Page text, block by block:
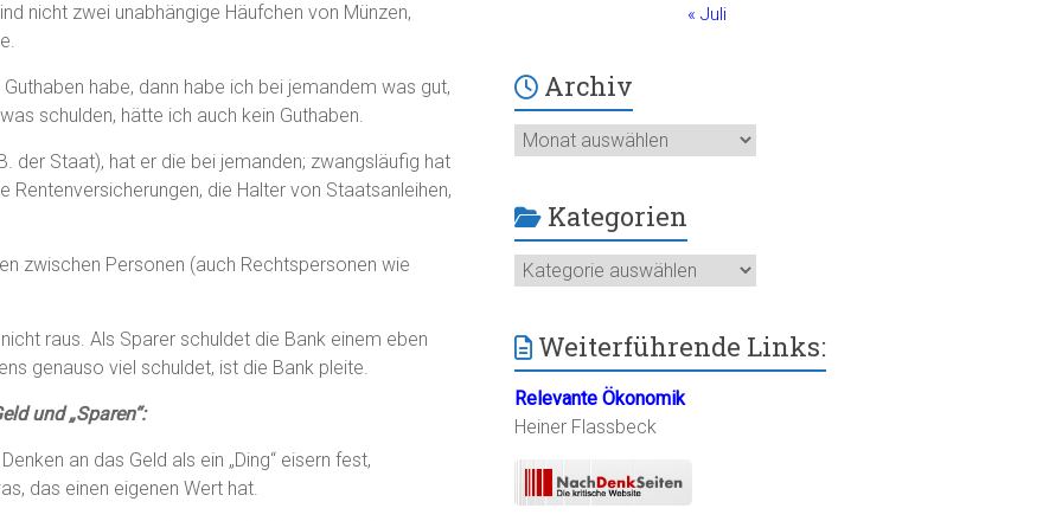
nicht zwei unabhängige Häufchen von Münzen,
habe, dann habe ich bei jemandem was gut,
schulden, hätte ich auch kein Guthaben.
der Staat), hat er die bei jemanden; zwangsläufig hat
die Halter von Staatsanleihen,
zwischen Personen (auch Rechtspersonen wie
raus. Als Sparer schuldet die Bank einem eben
genauso viel schuldet, ist die Bank pleite.
und „Sparen“:
an das Geld als ein „Ding“ eisern fest,
das einen eigenen Wert hat.
« Juli
Archiv
Archiv
Kategorien
Kategorien
Weiterführende Links:
Relevante Ökonomik
Heiner Flassbeck